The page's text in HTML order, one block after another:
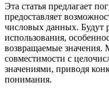
Эта статья предлагает
предоставляет
числовых данных. Будут
использования,
возвращаемые
совместимости с
значениями, приводя
понимания.